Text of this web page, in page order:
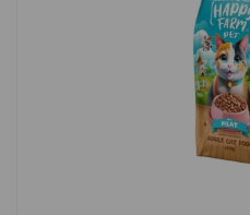
qidalanma üçün uyğundur və
fiziki formada qalmasına
İstehsal ölkəsi: Türkiyə.